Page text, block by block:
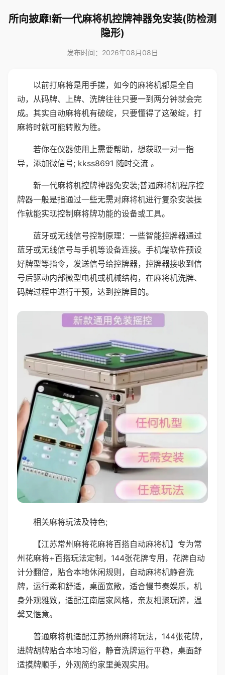
所向披靡!新一代麻将机控牌神器免安装(防检测
隐形)
发布时间：2026年08月08日
以前打麻将是用手搓，如今的麻将机都是全自
动，从码牌、上牌、洗牌往往只要一到两分钟就会完
成。其实自动麻将机有破绽，只要懂得了这破绽，打
麻将时就可能转败为胜。
若你在仪器使用上需要帮助，想获取一对一指
导，添加微信号; kkss8691 随时交流 。
新一代麻将机控牌神器免安装;普通麻将机程序控
牌器一般是指通过一些无需对麻将机进行复杂安装操
作就能实现控制麻将牌功能的设备或工具。
蓝牙或无线信号控制原理：一些智能控牌器通过
蓝牙或无线信号与手机等设备连接。手机端软件预设
好牌型等指令，发送信号给控牌器，控牌器接收到信
号后驱动内部微型电机或机械结构，在麻将机洗牌、
码牌过程中进行干预，达到控牌目的。
相关麻将玩法及特色;
【江苏常州麻将花麻将百搭自动麻将机】专为常
州花麻将+百搭玩法定制，144张花牌专用，花牌自动
计分翻倍，贴合本地休闲规则，自动麻将机静音洗
牌，运行柔和舒适，桌面宽敞，适合慢节奏娱乐，机
身外观雅致，适配江南居家风格，亲友相聚玩牌，温
馨又惬意。
普通麻将机适配江苏扬州麻将玩法，144张花牌，
进牌胡牌贴合本地习俗，静音洗牌运行平稳，桌面舒
适摸牌顺手，外观简约家里美观实用。